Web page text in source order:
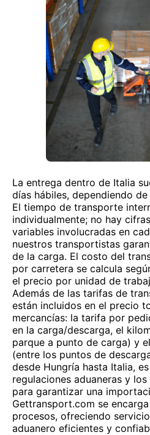
La entrega dentro de Italia
días hábiles, dependiendo
El tiempo de transporte
individualmente; no hay
variables involucradas en
nuestros transportistas
de la carga. El costo del
por carretera se calcula
el precio por unidad de
Además de las tarifas de
están incluidos en el precio
mercancías: la tarifa por
en la carga/descarga, el
parque a punto de carga) y
(entre los puntos de
desde Hungría hasta Italia,
regulaciones aduaneras y
para garantizar una
Gettransport.com se
procesos, ofreciendo
aduanero eficientes y